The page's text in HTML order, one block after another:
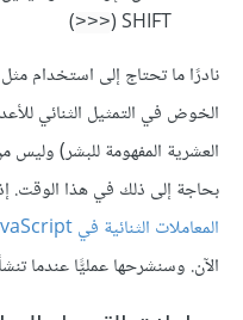
SHIFT (
<<<
)
نادرًا ما تحتاج إلى استخدام
الخوض في التمثيل الثنائي
العشرية المفهومة للبشر) وليس
بحاجة إلى ذلك في هذا الوقت.
المعاملات الثنائية في JavaScript
الآن. وسنشرحها عمليًّا عندما